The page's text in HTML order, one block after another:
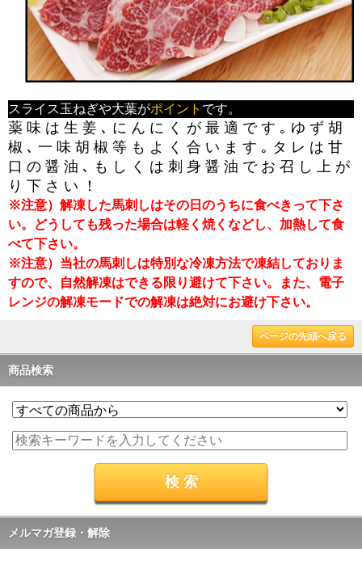
スライス玉ねぎや大葉がポイント です。
薬味は生姜､にんにくが最適です｡ゆず胡
椒､一味胡椒等もよく合います｡タレは甘
口の醤油､もしくは刺身醤油でお召し上が
り下さい！
※注意）解凍した馬刺しはその日のうちに食べきって下さ
い。どうしても残った場合は軽く焼くなどし、加熱して食
べて下さい。
※注意）当社の馬刺しは特別な冷凍方法で凍結しておりま
すので、自然解凍はできる限り避けて下さい。また、電子
レンジの解凍モードでの解凍は絶対にお避け下さい。
ページの先頭へ戻る
商品検索
メルマガ登録・解除